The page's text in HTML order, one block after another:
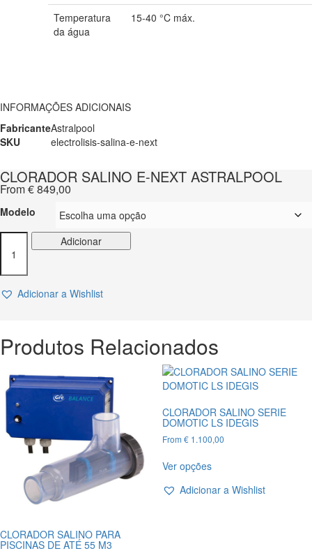
Temperatura
da água
15-40 °C máx.
INFORMAÇÕES ADICIONAIS
FabricanteAstralpool
SKU
electrolisis-salina-e-next
CLORADOR SALINO E-NEXT ASTRALPOOL
From€849,00
Modelo
Quantidade
SALINO
E-
Adicionar
Adicionar a Wishlist
Produtos Relacionados
CLORADOR SALINO PARA
PISCINAS DE ATÉ 55 M3
CLORADOR SALINO SERIE
DOMOTIC LS IDEGIS
From €1.100,00
Ver opçõesproduct
multiple
Adicionar a Wishlist